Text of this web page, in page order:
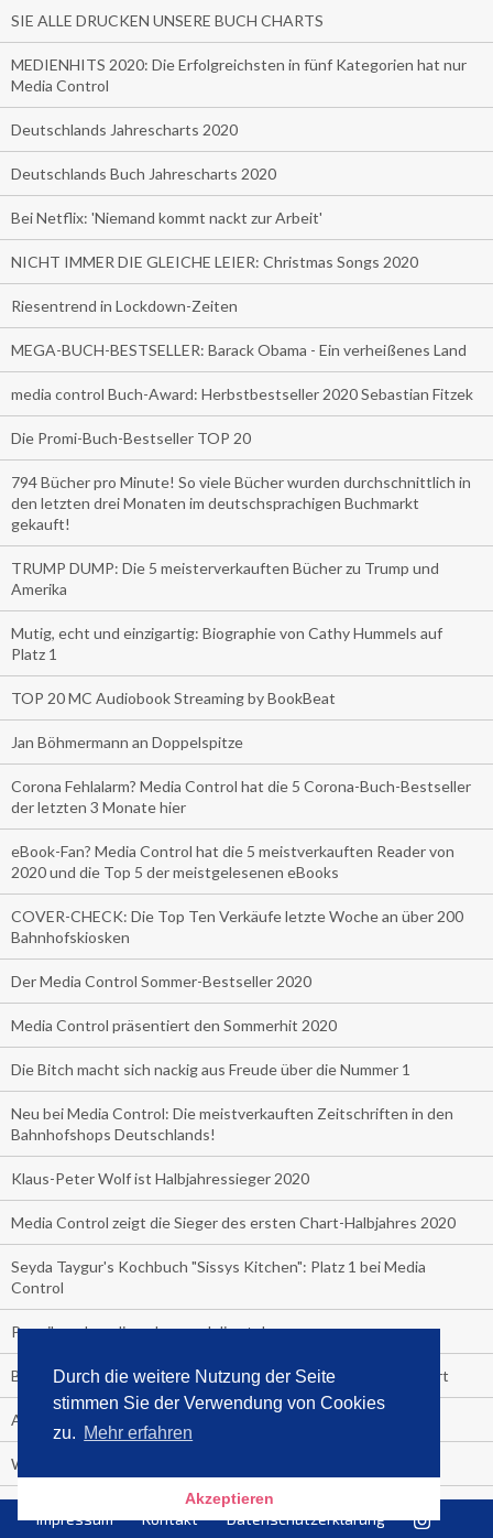
Durch die weitere Nutzung der Seite
stimmen Sie der Verwendung von Cookies
zu. Mehr erfahren
Akzeptieren
SIE ALLE DRUCKEN UNSERE BUCH CHARTS
MEDIENHITS 2020: Die Erfolgreichsten in fünf Kategorien hat nur
Media Control
Deutschlands Jahrescharts 2020
Deutschlands Buch Jahrescharts 2020
Bei Netflix: 'Niemand kommt nackt zur Arbeit'
NICHT IMMER DIE GLEICHE LEIER: Christmas Songs 2020
Riesentrend in Lockdown-Zeiten
MEGA-BUCH-BESTSELLER: Barack Obama - Ein verheißenes Land
media control Buch-Award: Herbstbestseller 2020 Sebastian Fitzek
Die Promi-Buch-Bestseller TOP 20
794 Bücher pro Minute! So viele Bücher wurden durchschnittlich in
den letzten drei Monaten im deutschsprachigen Buchmarkt
gekauft!
TRUMP DUMP: Die 5 meisterverkauften Bücher zu Trump und
Amerika
Mutig, echt und einzigartig: Biographie von Cathy Hummels auf
Platz 1
TOP 20 MC Audiobook Streaming by BookBeat
Jan Böhmermann an Doppelspitze
Corona Fehlalarm? Media Control hat die 5 Corona-Buch-Bestseller
der letzten 3 Monate hier
eBook-Fan? Media Control hat die 5 meistverkauften Reader von
2020 und die Top 5 der meistgelesenen eBooks
COVER-CHECK: Die Top Ten Verkäufe letzte Woche an über 200
Bahnhofskiosken
Der Media Control Sommer-Bestseller 2020
Media Control präsentiert den Sommerhit 2020
Die Bitch macht sich nackig aus Freude über die Nummer 1
Neu bei Media Control: Die meistverkauften Zeitschriften in den
Bahnhofshops Deutschlands!
Klaus-Peter Wolf ist Halbjahressieger 2020
Media Control zeigt die Sieger des ersten Chart-Halbjahres 2020
Seyda Taygur's Kochbuch "Sissys Kitchen": Platz 1 bei Media
Control
Promibuecher, die gehen und die stehen.
BookBeat und Media Control starten Hörbuch-Streaming-Chart
Angela Merkel ist Hitlers Tochter
Wenn am Ende des Geldes noch zu viel Leben übrig ist
Boom Autokino: mehr als 100.000 Besucher letztes Wochenende
Impressum Kontakt Datenschutzerklärung